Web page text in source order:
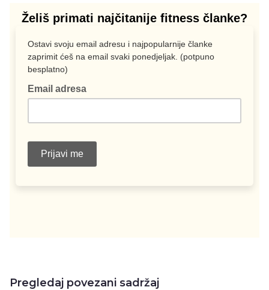
Pregledaj povezani sadržaj